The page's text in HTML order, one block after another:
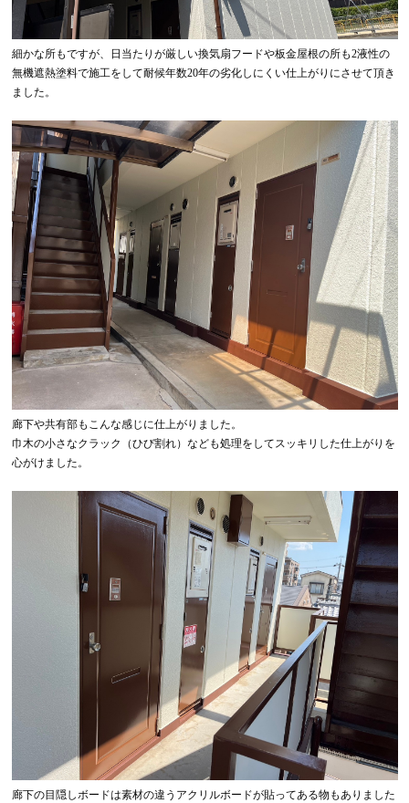
細かな所もですが、日当たりが厳しい換気扇フードや板金屋根の所も2液性の
無機遮熱塗料で施工をして耐候年数20年の劣化しにくい仕上がりにさせて頂き
ました。
廊下や共有部もこんな感じに仕上がりました。
巾木の小さなクラック（ひび割れ）なども処理をしてスッキリした仕上がりを
心がけました。
廊下の目隠しボードは素材の違うアクリルボードが貼ってある物もありました